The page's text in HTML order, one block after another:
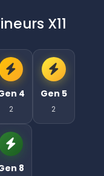
X11
4
2
Gen 5
2
8